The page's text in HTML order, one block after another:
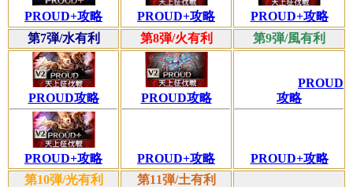
PROUD+攻略 PROUD+攻略
PROUD+攻略
第7弾/水有利
第8弾/火有利 第9弾/風有利
PROUD攻略
PROUD+攻略
PROUD攻略
PROUD+攻略
PROUD
攻略
PROUD+攻略
第10弾/光有利
第11弾/土有利